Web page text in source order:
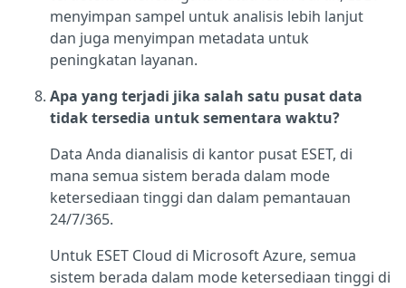
menyimpan sampel untuk analisis lebih lanjut
dan juga menyimpan metadata untuk
peningkatan layanan.
Apa yang terjadi jika salah satu pusat data
tidak tersedia untuk sementara waktu?
Data Anda dianalisis di kantor pusat ESET, di
mana semua sistem berada dalam mode
ketersediaan tinggi dan dalam pemantauan
24/7/365.
Untuk ESET Cloud di Microsoft Azure, semua
sistem berada dalam mode ketersediaan tinggi di